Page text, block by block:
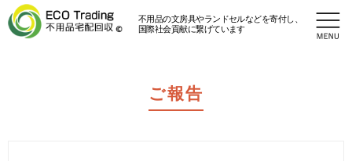
不用品の文房具やランドセルなどを寄付し、
国際社会貢献に繋げています
ご報告